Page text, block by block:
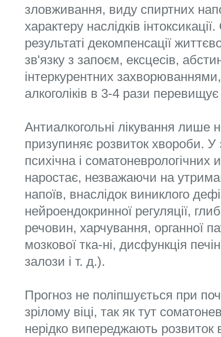
зловживання, виду спиртних
характеру наслідків
результаті декомпенсації
зв'язку з запоєм, ексцесів,
інтеркурентних
алкоголіків в 3-4 рази
Антиалкогольні лікування лише
призупиняє розвиток хвороби.
психічна і
наростає, незважаючи на
напоїв, внаслідок виниклого
нейроендокринної регуляції,
речовин, харчування, органної
мозкової тка-ні, дисфункція
залози і т. д.).
Прогноз не поліпшується при
зрілому віці, так як тут
нерідко випереджають розвиток